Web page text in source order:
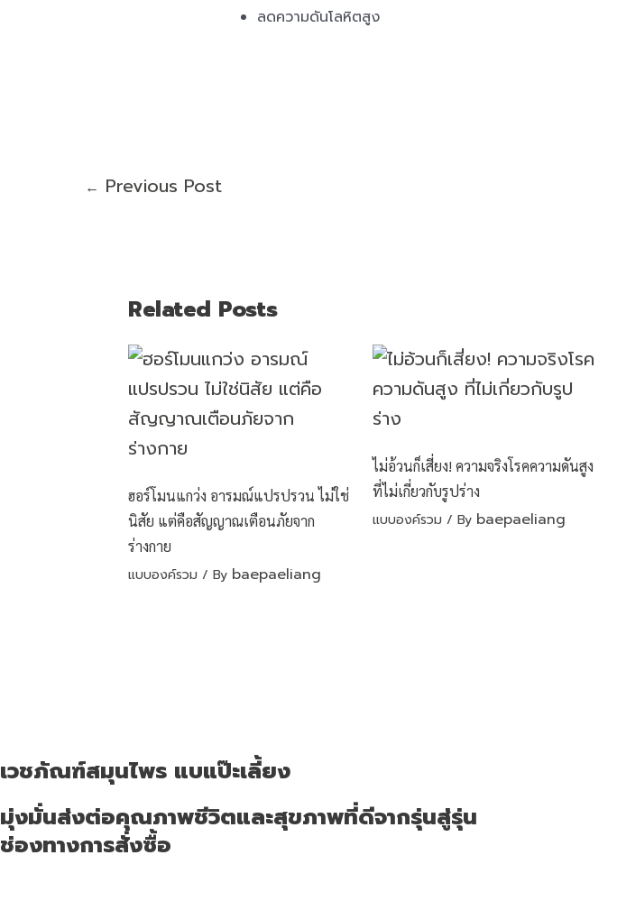
ลดความดันโลหิตสูง
← Previous Post
Related Posts
ฮอร์โมนแกว่ง อารมณ์แปรปรวน ไม่ใช่
นิสัย แต่คือสัญญาณเตือนภัยจาก
ร่างกาย
แบบองค์รวม / By baepaeliang
ไม่อ้วนก็เสี่ยง! ความจริงโรคความดันสูง
ที่ไม่เกี่ยวกับรูปร่าง
แบบองค์รวม / By baepaeliang
เวชภัณฑ์สมุนไพร แบแป๊ะเลี้ยง
มุ่งมั่นส่งต่อคุณภาพชีวิตและสุขภาพที่ดีจากรุ่นสู่รุ่น
ช่องทางการสั่งซื้อ